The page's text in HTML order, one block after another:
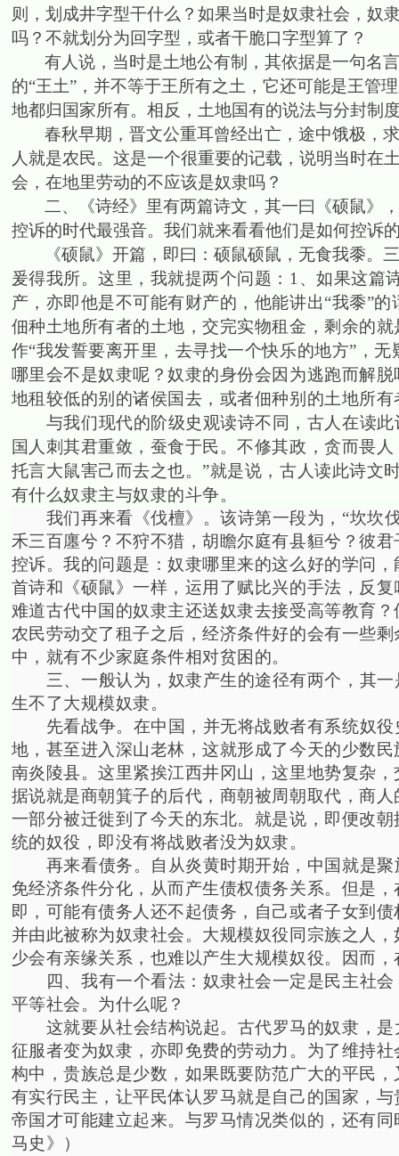
则，划成井字型干什么？如果当时是奴隶社会，奴
吗？不就划分为回字型，或者干脆口字型算了？
有人说，当时是土地公有制，其依据是一句名
的“王土”，并不等于王所有之土，它还可能是王管
地都归国家所有。相反，土地国有的说法与分封制
春秋早期，晋文公重耳曾经出亡，途中饿极，
人就是农民。这是一个很重要的记载，说明当时在
会，在地里劳动的不应该是奴隶吗？
二、《诗经》里有两篇诗文，其一曰《硕鼠》
控诉的时代最强音。我们就来看看他们是如何控诉
《硕鼠》开篇，即曰：硕鼠硕鼠，无食我黍。
爰得我所。这里，我就提两个问题： 1 、如果这篇
产，亦即他是不可能有财产的，他能讲出“我黍”
佃种土地所有者的土地，交完实物租金，剩余的就
作“我发誓要离开里，去寻找一个快乐的地方”，
哪里会不是奴隶呢？奴隶的身份会因为逃跑而解
地租较低的别的诸侯国去，或者佃种别的土地所有
与我们现代的阶级史观读诗不同，古人在读
国人刺其君重敛，蚕食于民。不修其政，贪而畏人
托言大鼠害己而去之也。”就是说，古人读此诗文
有什么奴隶主与奴隶的斗争。
我们再来看《伐檀》。该诗第一段为，“坎坎
禾三百廛兮？不狩不猎，胡瞻尔庭有县貆兮？彼
控诉。我的问题是：奴隶哪里来的这么好的学问
首诗和《硕鼠》一样，运用了赋比兴的手法，反
难道古代中国的奴隶主还送奴隶去接受高等教育
农民劳动交了租子之后，经济条件好的会有一些
中，就有不少家庭条件相对贫困的。
三、一般认为，奴隶产生的途径有两个，其
生不了大规模奴隶。
先看战争。在中国，并无将战败者有系统奴
地，甚至进入深山老林，这就形成了今天的少数
南炎陵县。这里紧挨江西井冈山，这里地势复杂
据说就是商朝箕子的后代，商朝被周朝取代，商
一部分被迁徙到了今天的东北。就是说，即便改
统的奴役，即没有将战败者没为奴隶。
再来看债务。自从炎黄时期开始，中国就是
免经济条件分化，从而产生债权债务关系。但是
即，可能有债务人还不起债务，自己或者子女到
并由此被称为奴隶社会。大规模奴役同宗族之人
少会有亲缘关系，也难以产生大规模奴役。因而
四、我有一个看法：奴隶社会一定是民主社
平等社会。为什么呢？
这就要从社会结构说起。古代罗马的奴隶，
征服者变为奴隶，亦即免费的劳动力。为了维持
构中，贵族总是少数，如果既要防范广大的平民
有实行民主，让平民体认罗马就是自己的国家，
帝国才可能建立起来。与罗马情况类似的，还有
马史》）